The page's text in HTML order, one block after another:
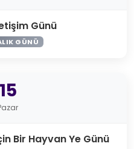
Günü
GÜNÜ
15
Bir Hayvan Ye Günü